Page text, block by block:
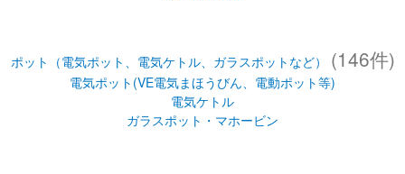
ポット（電気ポット、電気ケトル、ガラスポットなど） (146件)
電気ポット(VE電気まほうびん、電動ポット等)
電気ケトル
ガラスポット・マホービン